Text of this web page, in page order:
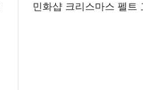
민화샵 크리스마스 펠트